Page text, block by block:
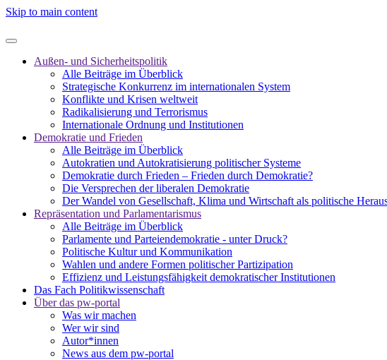
Skip to main content
Außen- und Sicherheitspolitik
Alle Beiträge im Überblick
Strategische Konkurrenz im internationalen System
Konflikte und Krisen weltweit
Radikalisierung und Terrorismus
Internationale Ordnung und Institutionen
Demokratie und Frieden
Alle Beiträge im Überblick
Autokratien und Autokratisierung politischer Systeme
Demokratie durch Frieden – Frieden durch Demokratie?
Die Versprechen der liberalen Demokratie
Der Wandel von Gesellschaft, Klima und Wirtschaft als politische
Repräsentation und Parlamentarismus
Alle Beiträge im Überblick
Parlamente und Parteiendemokratie - unter Druck?
Politische Kultur und Kommunikation
Wahlen und andere Formen politischer Partizipation
Effizienz und Leistungsfähigkeit demokratischer Institutionen
Das Fach Politikwissenschaft
Über das pw-portal
Was wir machen
Wer wir sind
Autor*innen
News aus dem pw-portal